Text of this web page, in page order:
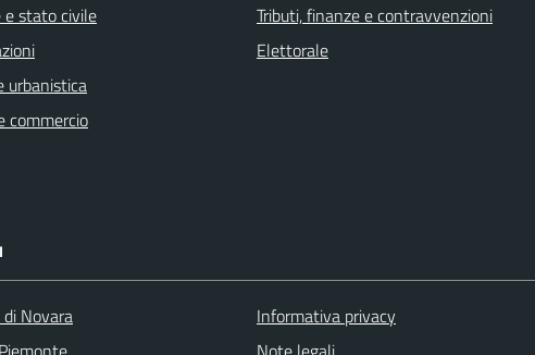
e stato civile
urbanistica
commercio
Tributi, finanze e contravvenzioni
Elettorale
Novara
Informativa privacy